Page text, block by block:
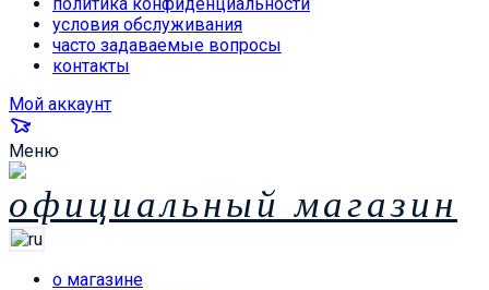
условия обслуживания
часто задаваемые вопросы
контакты
Мой аккаунт
Меню
официальный магазин
о магазине